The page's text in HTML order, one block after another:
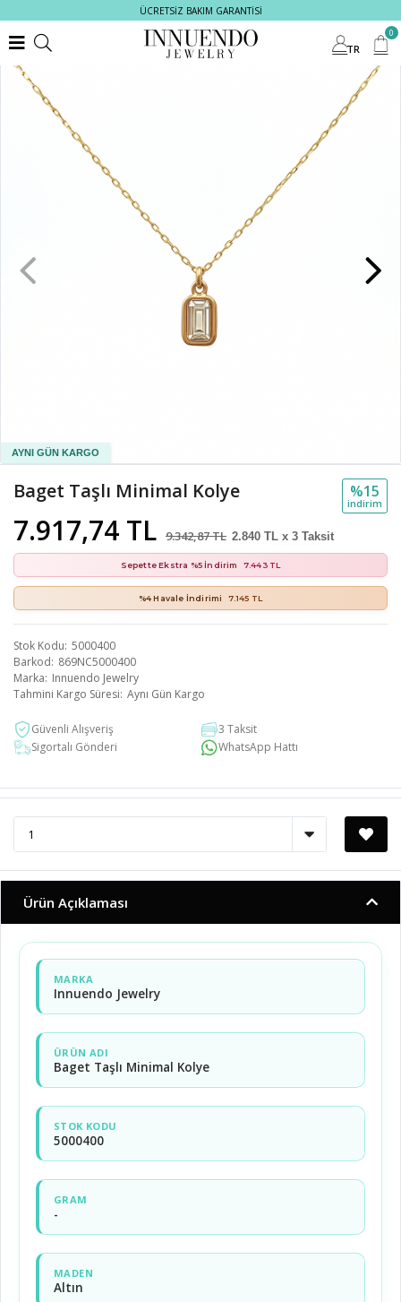
ÜCRETSİZ BAKIM GARANTİSİ
TR
0
Baget Taşlı Minimal Kolye
7.917,74 TL 9.342,87 TL
%15
i̇ndi̇ri̇m
2.840 TL x 3 Taksit
Sepette Ekstra %5 İndirim 7.443 TL
%4 Havale İndirimi 7.145 TL
Stok Kodu 5000400
Barkod 869NC5000400
Marka Innuendo Jewelry
Tahmini Kargo Süresi Aynı Gün Kargo
Güvenli Alışveriş
3 Taksit
Sigortalı Gönderi
WhatsApp Hattı
Ürün Açıklaması
MARKA
Innuendo Jewelry
ÜRÜN ADI
Baget Taşlı Minimal Kolye
STOK KODU
5000400
GRAM
-
MADEN
Altın